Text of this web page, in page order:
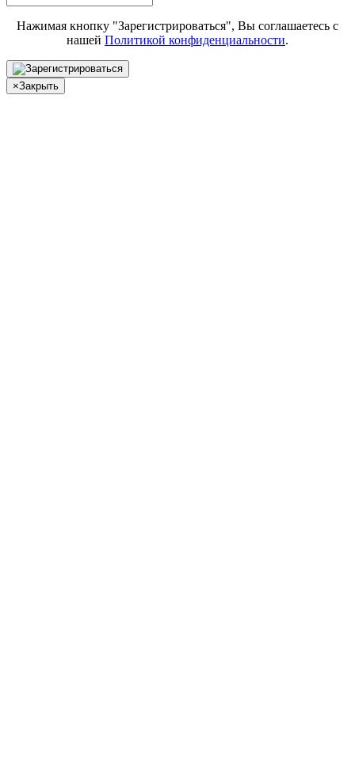
Нажимая кнопку "Зарегистрироваться", Вы соглашаетесь с
нашей Политикой конфиденциальности.
×Закрыть